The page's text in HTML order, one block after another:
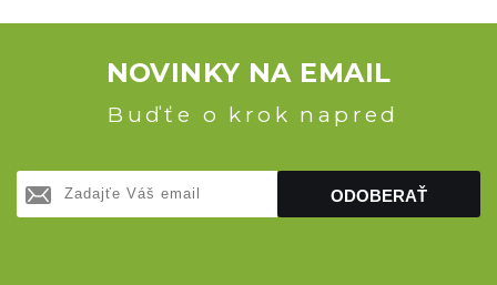
NOVINKY NA EMAIL
Buďťe o krok napred
ODOBERAŤ